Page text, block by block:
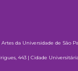
da Universidade de São
443 | Cidade